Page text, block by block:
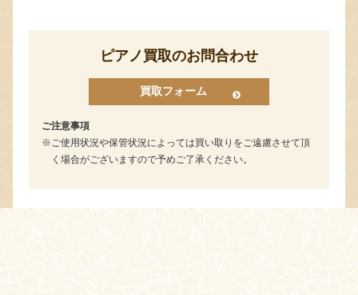
ピアノ買取のお問合わせ
買取フォーム
ご注意事項
ご使用状況や保管状況によっては買い取りをご遠慮させて頂
く場合がございますので予めご了承ください。